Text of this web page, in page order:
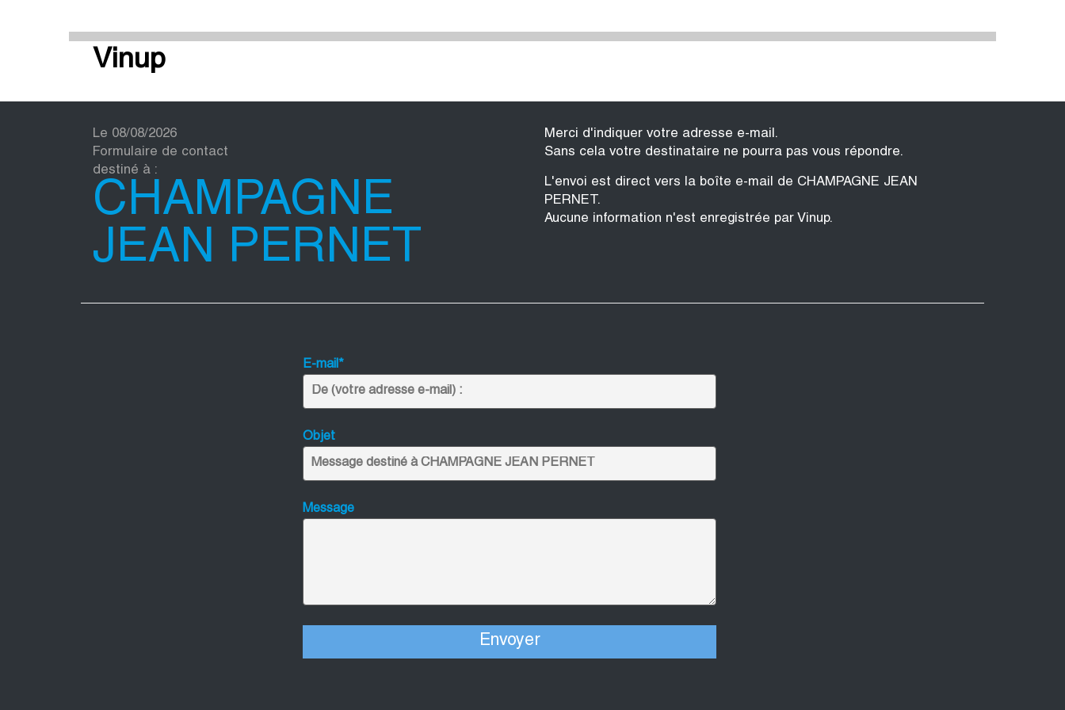
Vinup
Le 08/08/2026
Formulaire de contact
destiné à :
CHAMPAGNE
JEAN PERNET
Merci d'indiquer votre adresse e-mail.
Sans cela votre destinataire ne pourra pas vous répondre.
L'envoi est direct vers la boîte e-mail de CHAMPAGNE JEAN
PERNET.
Aucune information n'est enregistrée par Vinup.
E-mail*
Objet
Message